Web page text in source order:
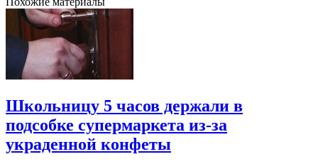
Школьницу 5 часов держали в
подсобке супермаркета из-за
украденной конфеты